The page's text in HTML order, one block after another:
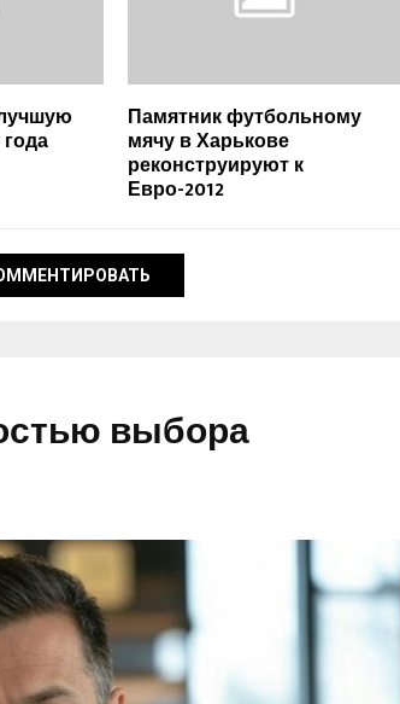
Памятник футбольному
мячу в Харькове
реконструируют к
Евро-2012
выбора